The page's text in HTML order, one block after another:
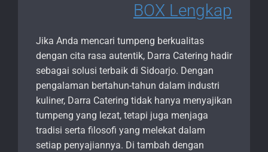
BOX Lengkap
Jika Anda mencari tumpeng berkualitas
dengan cita rasa autentik, Darra Catering hadir
sebagai solusi terbaik di Sidoarjo. Dengan
pengalaman bertahun-tahun dalam industri
kuliner, Darra Catering tidak hanya menyajikan
tumpeng yang lezat, tetapi juga menjaga
tradisi serta filosofi yang melekat dalam
setiap penyajiannya. Di tambah dengan